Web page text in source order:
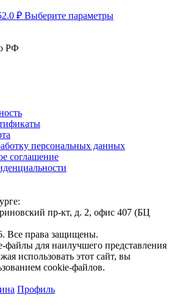
₽Диапазон
Выберите параметрыЭтот
РФ
персональных данных
соглашение
пр-кт, д. 2, офис 407 (БЦ
Все права защищены.
для наилучшего представления
использовать этот сайт, вы
cookie-файлов.
Профиль